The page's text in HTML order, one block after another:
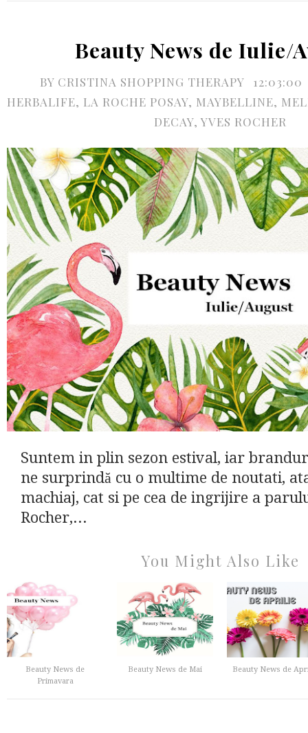
Beauty News de Iulie/
BY CRISTINA SHOPPING THERAPY
12:03:00
HERBALIFE, LA ROCHE POSAY, MAYBELLINE,
DECAY, YVES ROCHER
Suntem in plin sezon estival, iar
ne surprindă cu o multime de noutati,
machiaj, cat si pe cea de ingrijire a
Rocher,...
You Might Also Like
Beauty News de
Primavara
Beauty News de Mai Beauty News de